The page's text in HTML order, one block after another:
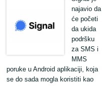
najavio da
će početi
da ukida
podršku
za SMS i
MMS
poruke u Android aplikaciji, koja
se do sada mogla koristiti kao